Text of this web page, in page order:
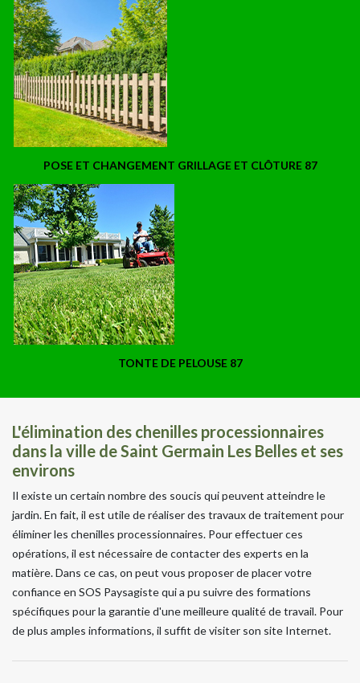
POSE ET CHANGEMENT GRILLAGE ET CLÔTURE 87
TONTE DE PELOUSE 87
L'élimination des chenilles processionnaires
dans la ville de Saint Germain Les Belles et ses
environs
Il existe un certain nombre des soucis qui peuvent atteindre le
jardin. En fait, il est utile de réaliser des travaux de traitement pour
éliminer les chenilles processionnaires. Pour effectuer ces
opérations, il est nécessaire de contacter des experts en la
matière. Dans ce cas, on peut vous proposer de placer votre
confiance en SOS Paysagiste qui a pu suivre des formations
spécifiques pour la garantie d'une meilleure qualité de travail. Pour
de plus amples informations, il suffit de visiter son site Internet.